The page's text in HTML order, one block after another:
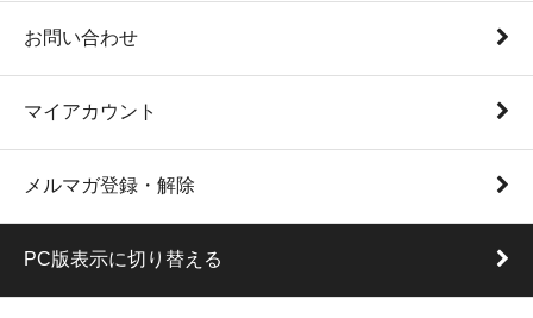
お問い合わせ
マイアカウント
メルマガ登録・解除
PC版表示に切り替える